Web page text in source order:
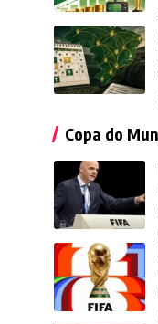
Copa do